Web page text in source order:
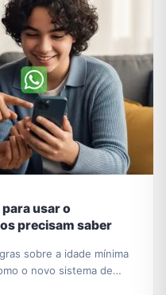
usar o
precisam saber
sobre a idade mínima
o novo sistema de
vai funcionar.